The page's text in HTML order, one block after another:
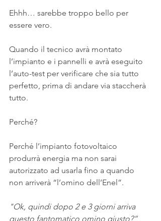
Ehhh… sarebbe troppo bello per
essere vero.
Quando il tecnico avrà montato
l’impianto e i pannelli e avrà eseguito
l’auto-test per verificare che sia tutto
perfetto, prima di andare via staccherà
tutto.
Perché?
Perché l’impianto fotovoltaico
produrrà energia ma non sarai
autorizzato ad usarla fino a quando
non arriverà “l’omino dell’Enel”.
"Ok, quindi dopo 2 e 3 giorni arriva
questo fantomatico omino giusto?”